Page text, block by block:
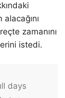
zamanını
istedi.
days